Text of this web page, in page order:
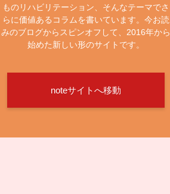
ものリハビリテーション、そんなテーマでさ
らに価値あるコラムを書いています。今お読
みのブログからスピンオフして、2016年から
始めた新しい形のサイトです。
noteサイトへ移動